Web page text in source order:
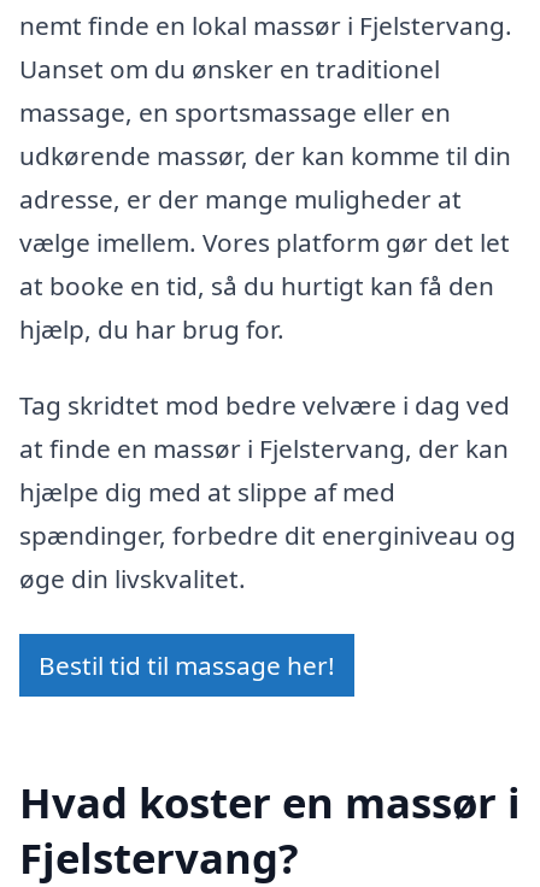
nemt finde en lokal massør i Fjelstervang.
Uanset om du ønsker en traditionel
massage, en sportsmassage eller en
udkørende massør, der kan komme til din
adresse, er der mange muligheder at
vælge imellem. Vores platform gør det let
at booke en tid, så du hurtigt kan få den
hjælp, du har brug for.
Tag skridtet mod bedre velvære i dag ved
at finde en massør i Fjelstervang, der kan
hjælpe dig med at slippe af med
spændinger, forbedre dit energiniveau og
øge din livskvalitet.
Bestil tid til massage her!
Hvad koster en massør i
Fjelstervang?